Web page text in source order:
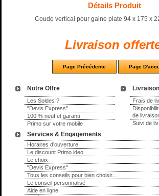
Notre Offre
Les Soldes ?
"Devis Express"
100 % neuf et garanti
Primo sur votre mobile
Frais de
de
Suivi de
Services & Engagements
Horaires d'ouverture
Le discount Primo ideo
Le choix
"Devis Express"
Tous les conseils pour bien choisir...
Le conseil personnalisé
Aide en ligne
Détails Produit
Coude vertical pour gaine plate 94 x
Livraison